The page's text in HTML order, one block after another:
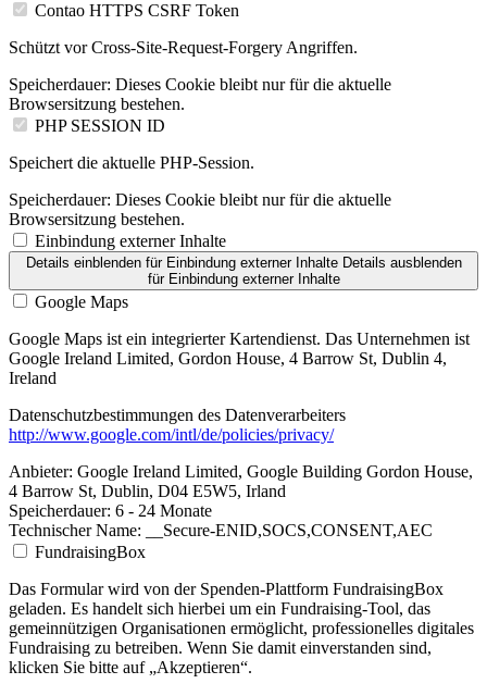
Contao HTTPS CSRF Token
Schützt vor Cross-Site-Request-Forgery Angriffen.
Speicherdauer: Dieses Cookie bleibt nur für die aktuelle
Browsersitzung bestehen.
PHP SESSION ID
Speichert die aktuelle PHP-Session.
Speicherdauer: Dieses Cookie bleibt nur für die aktuelle
Browsersitzung bestehen.
Einbindung externer Inhalte
Details einblendenfür Einbindung externer Inhalte Details ausblenden
für Einbindung externer Inhalte
Google Maps
Google Maps ist ein integrierter Kartendienst. Das Unternehmen ist
Google Ireland Limited, Gordon House, 4 Barrow St, Dublin 4,
Ireland
Datenschutzbestimmungen des Datenverarbeiters
http://www.google.com/intl/de/policies/privacy/
Anbieter: Google Ireland Limited, Google Building Gordon House,
4 Barrow St, Dublin, D04 E5W5, Irland
Speicherdauer: 6 - 24 Monate
Technischer Name: __Secure-ENID,SOCS,CONSENT,AEC
FundraisingBox
Das Formular wird von der Spenden-Plattform FundraisingBox
geladen. Es handelt sich hierbei um ein Fundraising-Tool, das
gemeinnützigen Organisationen ermöglicht, professionelles digitales
Fundraising zu betreiben. Wenn Sie damit einverstanden sind,
klicken Sie bitte auf „Akzeptieren“.